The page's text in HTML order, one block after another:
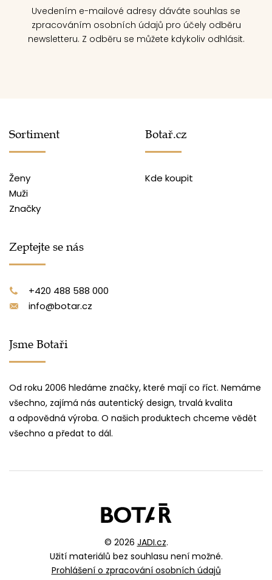
Uvedením e-mailové adresy dáváte souhlas se
zpracováním osobních údajů pro účely odběru
newsletteru. Z odběru se můžete kdykoliv odhlásit.
Sortiment
Ženy
Muži
Značky
Botař.cz
Kde koupit
Zeptejte se nás
+420 488 588 000
info@botar.cz
Jsme Botaři
Od roku 2006 hledáme značky, které mají co říct. Nemáme
všechno, zajímá nás autentický design, trvalá kvalita
a odpovědná výroba. O našich produktech chceme vědět
všechno a předat to dál.
© 2026 JADI.cz.
Užití materiálů bez souhlasu není možné.
Prohlášení o zpracování osobních údajů